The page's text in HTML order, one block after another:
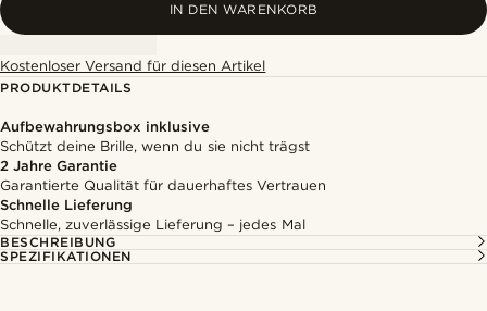
IN DEN WARENKORB
Kostenloser Versand für diesen Artikel
PRODUKTDETAILS
Aufbewahrungsbox inklusive
Schützt deine Brille, wenn du sie nicht trägst
2 Jahre Garantie
Garantierte Qualität für dauerhaftes Vertrauen
Schnelle Lieferung
Schnelle, zuverlässige Lieferung – jedes Mal
BESCHREIBUNG
SPEZIFIKATIONEN